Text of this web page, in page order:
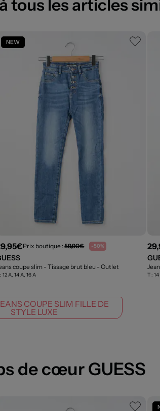
tous les articles
NEW
Prix boutique :59,90€ -50%
coupe slim - Tissage brut bleu - Outlet
:12 A, 14 A, 16 A T :
COUPE SLIM FILLE DE
STYLE LUXE
de cœur GUESS